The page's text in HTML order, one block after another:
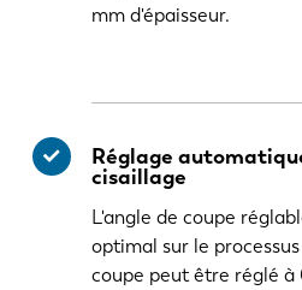
mm d'épaisseur.
Réglage
cisaillage
L'angle de coupe
optimal sur le
coupe peut être réglé à